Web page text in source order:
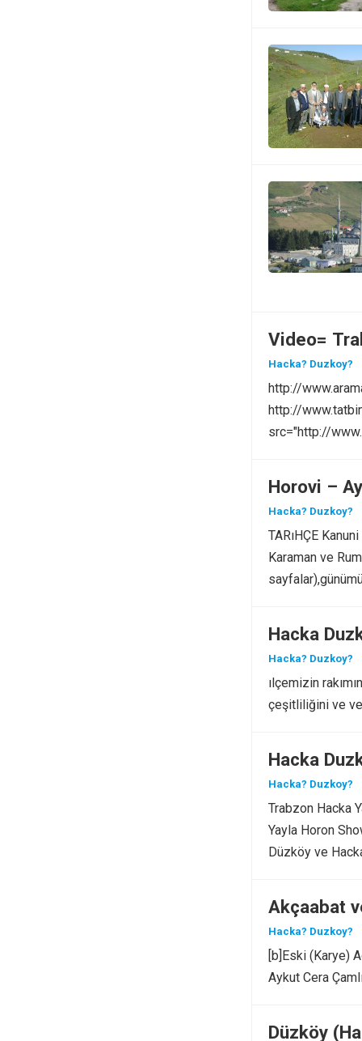
Video=
Hacka? Duzkoy?
http://
http://
src="http://
Horovi –
Hacka? Duzkoy?
TARıHÇE
Karaman ve
Hacka
Hacka? Duzkoy?
ılçemizin
çeşitliliğini ve
Hacka
Hacka? Duzkoy?
Trabzon Hacka
Yayla Horon
Düzköy ve
Akçaabat
Hacka? Duzkoy?
[b]Eski (Karye)
Aykut Cera
Düzköy